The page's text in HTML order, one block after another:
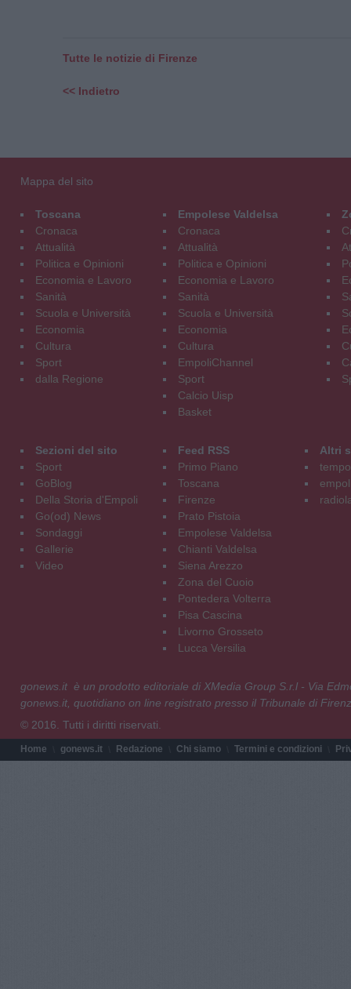
Tutte le notizie di Firenze
<< Indietro
Mappa del sito
Toscana
Cronaca
Attualità
Politica e Opinioni
Economia e Lavoro
Sanità
Scuola e Università
Economia
Cultura
Sport
dalla Regione
Empolese Valdelsa
Cronaca
Attualità
Politica e Opinioni
Economia e Lavoro
Sanità
Scuola e Università
Economia
Cultura
EmpoliChannel
Sport
Calcio Uisp
Basket
Sezioni del sito
Sport
GoBlog
Della Storia d'Empoli
Go(od) News
Sondaggi
Gallerie
Video
Feed RSS
Primo Piano
Toscana
Firenze
Prato Pistoia
Empolese Valdelsa
Chianti Valdelsa
Siena Arezzo
Zona del Cuoio
Pontedera Volterra
Pisa Cascina
Livorno Grosseto
Lucca Versilia
Altri
gonews.it è un prodotto editoriale di XMedia Group S.r.l - Via
gonews.it, quotidiano on line registrato presso il Tribunale di
© 2016. Tutti i diritti riservati.
Home gonews.it Redazione Chi siamo Termini e condizioni